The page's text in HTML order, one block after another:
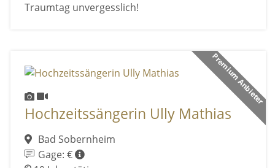
Traumtag unvergesslich!
Premium Anbieter
Hochzeitssängerin Ully Mathias
Bad Sobernheim
Gage: €